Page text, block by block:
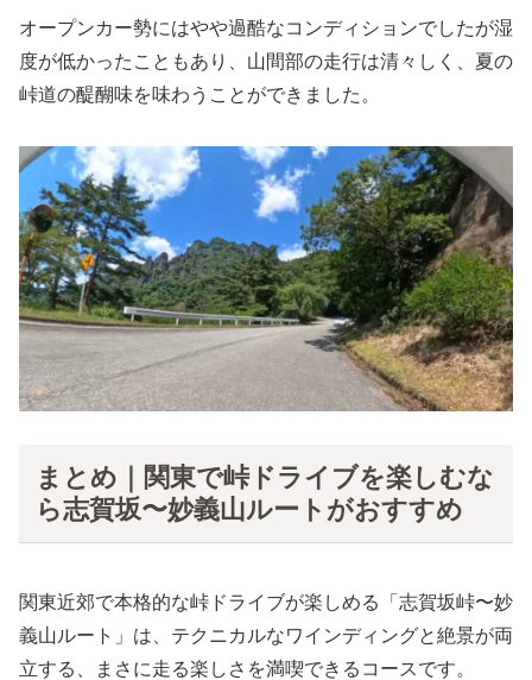
オープンカー勢にはやや過酷なコンディションでしたが湿
度が低かったこともあり、山間部の走行は清々しく、夏の
峠道の醍醐味を味わうことができました。
まとめ｜関東で峠ドライブを楽しむな
ら志賀坂〜妙義山ルートがおすすめ
関東近郊で本格的な峠ドライブが楽しめる「志賀坂峠〜妙
義山ルート」は、テクニカルなワインディングと絶景が両
立する、まさに走る楽しさを満喫できるコースです。